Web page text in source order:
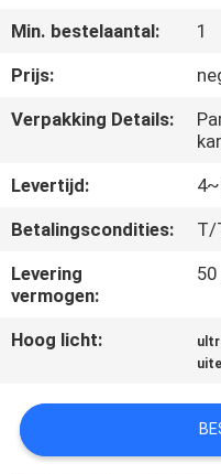
CONTACTEER
ONS
NIEUWS
VERZOEK
OM
EEN
SITEMAP
Min. bestelaantal:
1
Prijs:
Verpakking Details:
Levertijd:
Betalingscondities:
T/
Levering
vermogen:
Hoog licht: